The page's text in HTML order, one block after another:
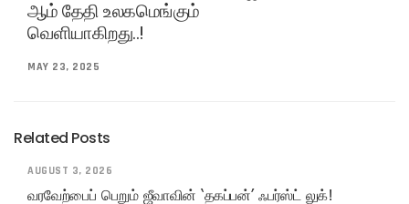
ஆம் தேதி உலகமெங்கும்
வெளியாகிறது..!
MAY 23, 2025
Related Posts
AUGUST 3, 2026
வரவேற்பைப் பெறும் ஜீவாவின் ‘தகப்பன்’ ஃபர்ஸ்ட் லுக்!